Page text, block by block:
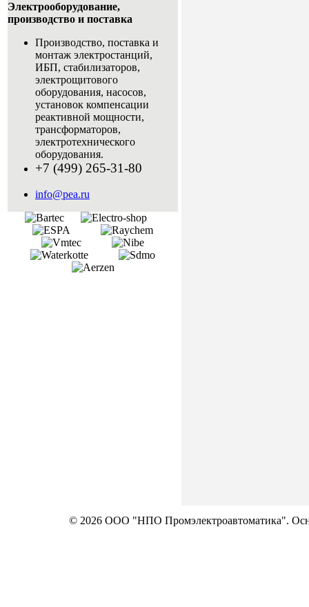
Электрооборудование,
производство и поставка
Производство, поставка и
монтаж электростанций,
ИБП, стабилизаторов,
электрощитового
оборудования, насосов,
установок компенсации
реактивной мощности,
трансформаторов,
электротехнического
оборудования.
+7 (499) 265-31-80
info@pea.ru
© 2026 ООО "НПО Промэлектроавтоматика".